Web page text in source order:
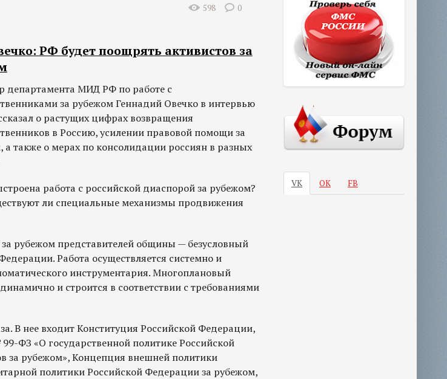
598 0
РФ будет поощрять активистов за
департамента МИД РФ по работе с
за рубежом Геннадий Овечко в интервью
о растущих цифрах возвращения
в Россию, усилении правовой помощи за
а также о мерах по консолидации россиян в разных
работа с российской диаспорой за рубежом?
ли специальные механизмы продвижения
рубежом представителей общины — безусловный
Работа осуществляется системно и
инструментария. Многоплановый
и строится в соответствии с требованиями
В нее входит Конституция Российской Федерации,
ФЗ «О государственной политике Российской
за рубежом», Концепция внешней политики
политики Российской Федерации за рубежом,
VK ОК FB